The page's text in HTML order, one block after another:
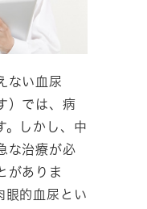
ない血尿
）では、病
。しかし、中
な治療が必
がありま
眼的血尿とい